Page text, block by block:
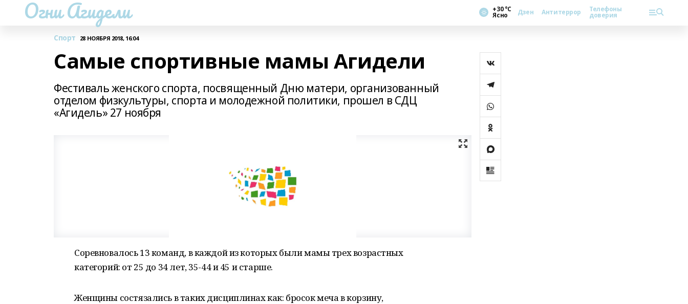
Огни Агидели +30 °С
Ясно Дзен Антитеррор Телефоны
доверия
Спорт 28 НОЯБРЯ 2018, 16:04
Самые спортивные мамы Агидели
Фестиваль женского спорта, посвященный Дню матери, организованный
отделом физкультуры, спорта и молодежной политики, прошел в СДЦ
«Агидель» 27 ноября
Соревновалось 13 команд, в каждой из которых были мамы трех возрастных
категорий: от 25 до 34 лет, 35-44 и 45 и старше.
Женщины состязались в таких дисциплинах как: бросок меча в корзину,